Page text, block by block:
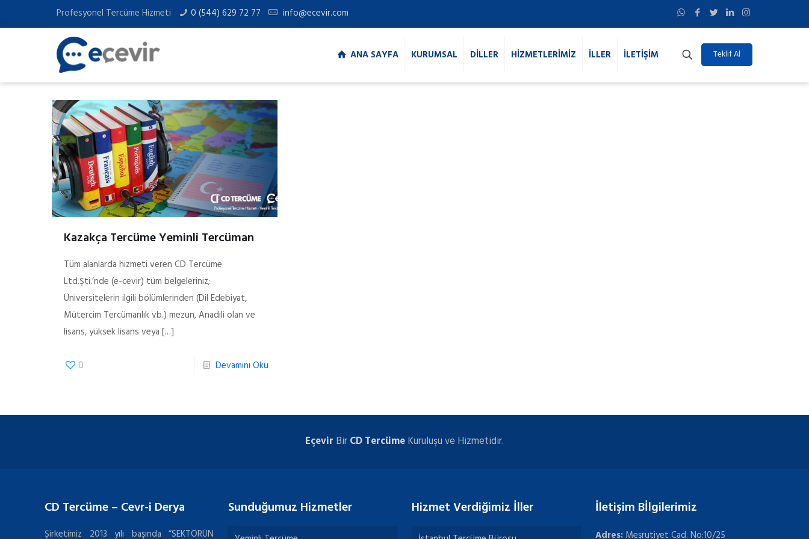
Profesyonel Tercüme Hizmeti 0 (544) 629 72 77 info@ecevir.com
ANA SAYFA KURUMSAL DİLLER HİZMETLERİMİZ İLLER İLETİŞİM Teklif Al
Kazakça Tercüme Yeminli Tercüman
Tüm alanlarda hizmeti veren CD Tercüme
Ltd.Şti.’nde (e-cevir) tüm belgeleriniz;
Üniversitelerin ilgili bölümlerinden (Dil Edebiyat,
Mütercim Tercümanlık vb.) mezun, Anadili olan ve
lisans, yüksek lisans veya […]
0 Devamını Oku
Eçevir BirCD TercümeKuruluşu ve Hizmetidir.
CD Tercüme – Cevr-i Derya
Şirketimiz 2013 yılı başında “SEKTÖRÜN
Sunduğumuz Hizmetler Hizmet Verdiğimiz İller İletişim Bİlgilerimiz
Adres: Meşrutiyet Cad. No:10/25